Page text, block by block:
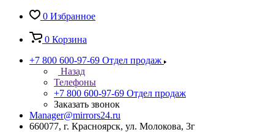
0 Избранное
0 Корзина
+7 800 600-97-69 Отдел продаж
Назад
Телефоны
+7 800 600-97-69 Отдел продаж
Заказать звонок
Manager@mirrors24.ru
660077, г. Красноярск, ул. Молокова, 3г